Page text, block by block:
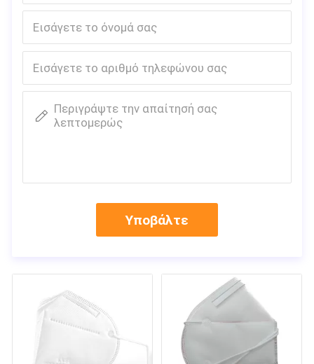
Περιγράψτε την απαίτησή σας
λεπτομερώς
Υποβάλτε